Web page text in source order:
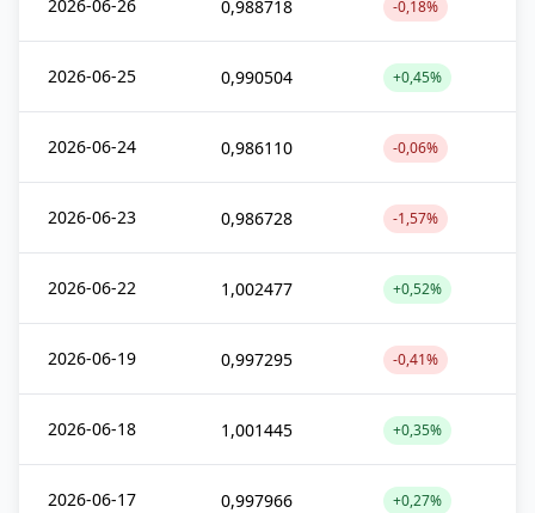
2026-06-26 0,988718 -0,18%
2026-06-25 0,990504 +0,45%
2026-06-24 0,986110 -0,06%
2026-06-23 0,986728 -1,57%
2026-06-22 1,002477 +0,52%
2026-06-19 0,997295 -0,41%
2026-06-18 1,001445 +0,35%
2026-06-17 0,997966 +0,27%